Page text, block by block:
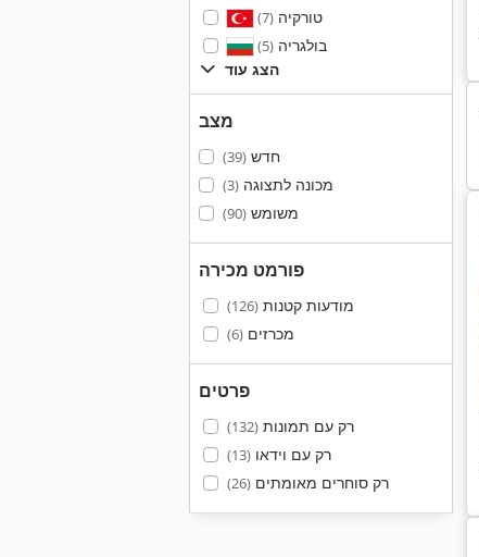
טורקיה(7)
בולגריה(5)
הצג עוד
מצב
חדש(39)
מכונה לתצוגה(3)
משומש(90)
פורמט מכירה
מודעות קטנות(126)
מכרזים(6)
פרטים
רק עם תמונות(132)
רק עם וידאו(13)
רק סוחרים מאומתים(26)
קו מפריד חשמלי